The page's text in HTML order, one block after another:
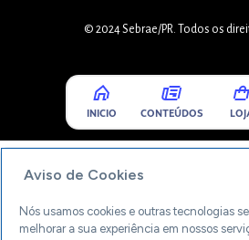
© 2024 Sebrae/PR. Todos os
INICIO CONTEÚDOS
Aviso de Cookies
Nós usamos cookies e outras tecnologias
melhorar a sua experiência em nossos